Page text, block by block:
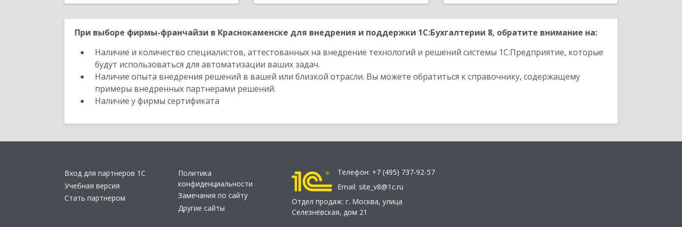
При выборе фирмы-франчайзи в Краснокаменске для внедрения и поддержки 1С:Бухгалтерии 8, обратите внимание на:
Наличие и количество специалистов, аттестованных на внедрение технологий и решений системы 1С:Предприятие, которые
будут использоваться для автоматизации ваших задач.
Наличие опыта внедрения решений в вашей или близкой отрасли. Вы можете обратиться к справочнику, содержащему
примеры внедренных партнерами решений.
Наличие у фирмы сертификата
Вход для партнеров 1С
Учебная версия
Стать партнером
Политика
конфиденциальности
Замечания по сайту
Другие сайты
Телефон: +7 (495) 737-92-57
Email: site_v8@1c.ru
Отдел продаж: г. Москва, улица
Селезнёвская, дом 21